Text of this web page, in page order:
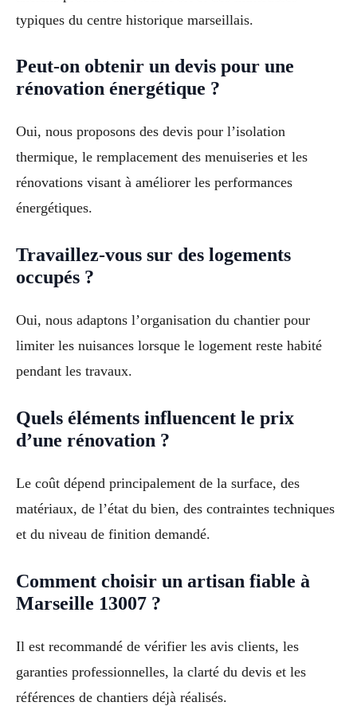
typiques du centre historique marseillais.
Peut-on obtenir un devis pour une
rénovation énergétique ?
Oui, nous proposons des devis pour l’isolation
thermique, le remplacement des menuiseries et les
rénovations visant à améliorer les performances
énergétiques.
Travaillez-vous sur des logements
occupés ?
Oui, nous adaptons l’organisation du chantier pour
limiter les nuisances lorsque le logement reste habité
pendant les travaux.
Quels éléments influencent le prix
d’une rénovation ?
Le coût dépend principalement de la surface, des
matériaux, de l’état du bien, des contraintes techniques
et du niveau de finition demandé.
Comment choisir un artisan fiable à
Marseille 13007 ?
Il est recommandé de vérifier les avis clients, les
garanties professionnelles, la clarté du devis et les
références de chantiers déjà réalisés.